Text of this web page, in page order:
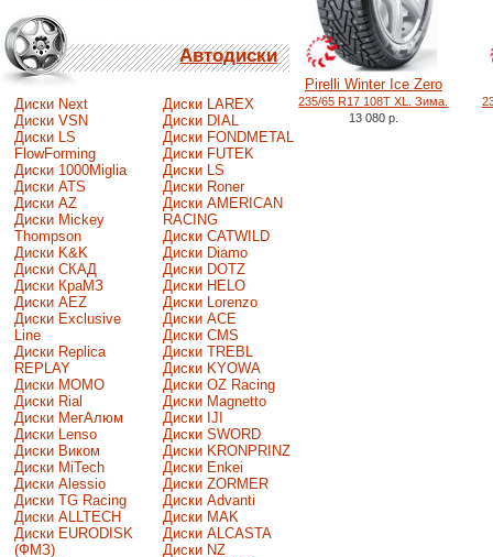
Автодиски
Диски Next
Диски VSN
Диски LS
FlowForming
Диски 1000Miglia
Диски ATS
Диски AZ
Диски Mickey
Thompson
Диски K&K
Диски СКАД
Диски КраМЗ
Диски AEZ
Диски Exclusive
Line
Диски Replica
REPLAY
Диски MOMO
Диски Rial
Диски МегАлюм
Диски Lenso
Диски Виком
Диски MiTech
Диски Alessio
Диски TG Racing
Диски ALLTECH
Диски EURODISK
(ФМЗ)
Диски LAREX
Диски DIAL
Диски FONDMETAL
Диски FUTEK
Диски LS
Диски Roner
Диски AMERICAN
RACING
Диски CATWILD
Диски Diamo
Диски DOTZ
Диски HELO
Диски Lorenzo
Диски ACE
Диски CMS
Диски TREBL
Диски KYOWA
Диски OZ Racing
Диски Magnetto
Диски IJI
Диски SWORD
Диски KRONPRINZ
Диски Enkei
Диски ZORMER
Диски Advanti
Диски MAK
Диски ALCASTA
Диски NZ
Pirelli Winter Ice Zero
235/65 R17 108T XL. Зима.
13 080 р.